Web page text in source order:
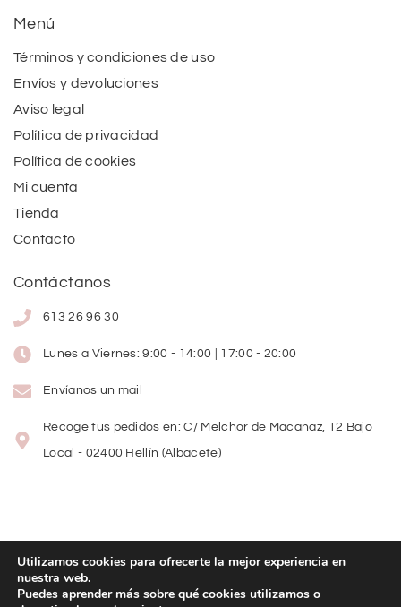
Menú
Términos y condiciones de uso
Envíos y devoluciones
Aviso legal
Política de privacidad
Política de cookies
Mi cuenta
Tienda
Contacto
Contáctanos
613 26 96 30
Lunes a Viernes: 9:00 - 14:00 | 17:00 - 20:00
Envíanos un mail
Recoge tus pedidos en: C/ Melchor de Macanaz, 12 Bajo
Local - 02400 Hellín (Albacete)
Copyright© 2026Lolitas Moda
Utilizamos cookies para ofrecerte la mejor experiencia en
nuestra web.
Puedes aprender más sobre qué cookies utilizamos o